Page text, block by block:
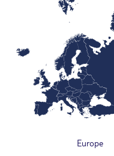
Europe